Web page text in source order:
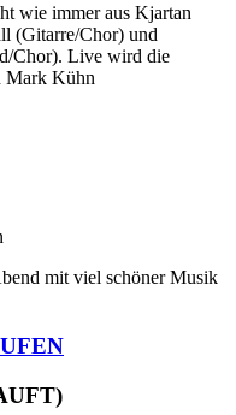
wie immer aus Kjartan
(Gitarre/Chor) und
Chor). Live wird die
Mark Kühn
mit viel schöner Musik